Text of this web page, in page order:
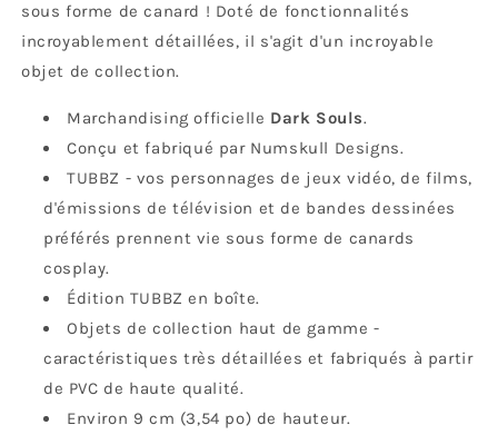
sous forme de canard ! Doté de fonctionnalités
incroyablement détaillées, il s'agit d'un incroyable
objet de collection.
Marchandising officielle Dark Souls.
Conçu et fabriqué par Numskull Designs.
TUBBZ - vos personnages de jeux vidéo, de films,
d'émissions de télévision et de bandes dessinées
préférés prennent vie sous forme de canards
cosplay.
Édition TUBBZ en boîte.
Objets de collection haut de gamme -
caractéristiques très détaillées et fabriqués à partir
de PVC de haute qualité.
Environ 9 cm (3,54 po) de hauteur.